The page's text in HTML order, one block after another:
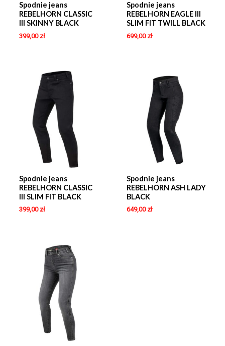
Spodnie jeans
REBELHORN CLASSIC
III SKINNY BLACK
399,00 zł
Spodnie jeans
REBELHORN EAGLE III
SLIM FIT TWILL BLACK
699,00 zł
Spodnie jeans
REBELHORN CLASSIC
III SLIM FIT BLACK
399,00 zł
Spodnie jeans
REBELHORN ASH LADY
BLACK
649,00 zł